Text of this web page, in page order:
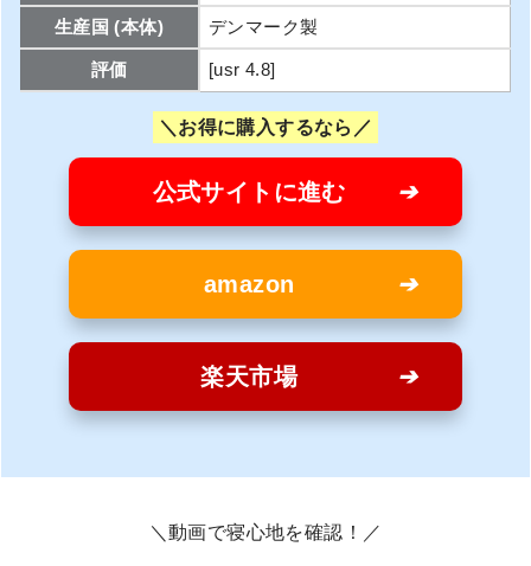
生産国 (本体) デンマーク製
評価 [usr 4.8]
お得に購入するなら
公式サイトに進む
amazon
楽天市場
＼動画で寝心地を確認！／